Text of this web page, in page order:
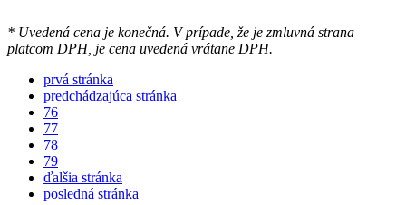
* Uvedená cena je konečná. V prípade, že je zmluvná strana
platcom DPH, je cena uvedená vrátane DPH.
prvá stránka
predchádzajúca stránka
76
77
78
79
ďalšia stránka
posledná stránka